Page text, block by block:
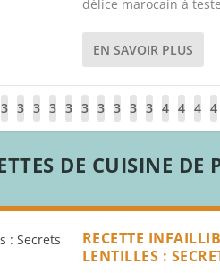
délice marocain à
EN SAVOIR PLUS
3
0
3
1
3
2
3
3
3
4
3
5
3
6
3
7
3
8
3
9
4
0
4
1
4
2
4
3
DE CUISINE DE
RECETTE
LENTILLES :